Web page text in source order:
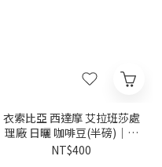
衣索比亞 西達摩 艾拉班莎處
理廠 日曬 咖啡豆(半磅)｜中
深烘焙
NT$400